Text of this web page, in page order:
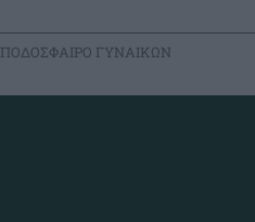
ΠΟΔΟΣΦΑΙΡΟ ΓΥΝΑΙΚΩΝ